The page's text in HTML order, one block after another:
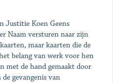
Justitie Koen Geens
Naam versturen naar zijn
maar kaarten die de
belang van werk voor hen
met de hand gemaakt door
gevangenis van